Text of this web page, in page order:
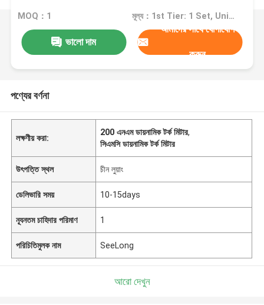
MOQ：1 মূল্য：1st Tier: 1 Set, Unit Price USD 3.00 2nd Tier: 2-5 Sets, Unit Price USD 2.00 3rd Tier: Over 5 Sets, Unit Price USD 1.00
ভালো দাম
আমাদের সাথে যোগাযোগ
করুন
পণ্যের বর্ণনা
লক্ষণীয় করা:
200 এনএম ডায়নামিক টর্ক মিটার,
সিএমসি ডায়নামিক টর্ক মিটার
উৎপত্তি স্থল চীন লুয়াং
ডেলিভারি সময় 10-15days
ন্যূনতম চাহিদার পরিমাণ 1
পরিচিতিমুলক নাম SeeLong
আরো দেখুন